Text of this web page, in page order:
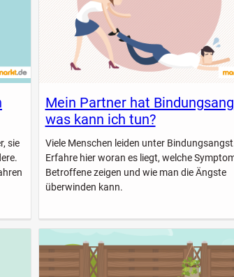
sie
Mein Partner hat
was kann ich tun?
Viele Menschen leiden unter
Erfahre hier woran es liegt, welche
Betroffene zeigen und wie man die Ängste
überwinden kann.